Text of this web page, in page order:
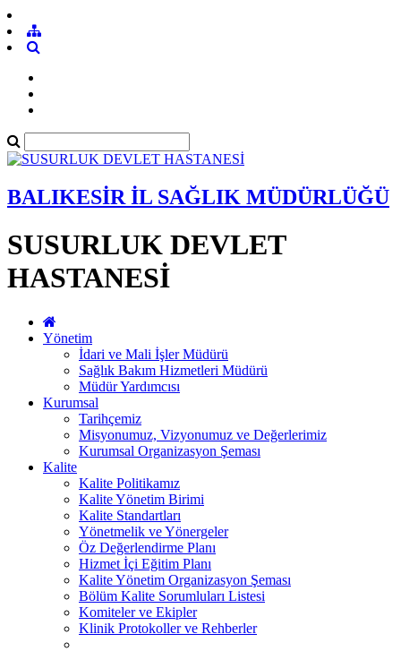
BALIKESİR İL SAĞLIK MÜDÜRLÜĞÜ
SUSURLUK DEVLET
HASTANESİ
Yönetim
İdari ve Mali İşler Müdürü
Sağlık Bakım Hizmetleri Müdürü
Müdür Yardımcısı
Kurumsal
Tarihçemiz
Misyonumuz, Vizyonumuz ve Değerlerimiz
Kurumsal Organizasyon Şeması
Kalite
Kalite Politikamız
Kalite Yönetim Birimi
Kalite Standartları
Yönetmelik ve Yönergeler
Öz Değerlendirme Planı
Hizmet İçi Eğitim Planı
Kalite Yönetim Organizasyon Şeması
Bölüm Kalite Sorumluları Listesi
Komiteler ve Ekipler
Klinik Protokoller ve Rehberler